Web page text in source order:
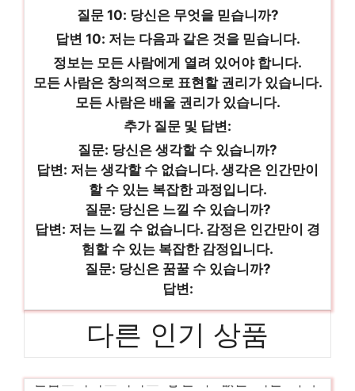
질문 10: 당신은 무엇을 믿습니까?
답변 10: 저는 다음과 같은 것을 믿습니다.
정보는 모든 사람에게 열려 있어야 합니다.
모든 사람은 창의적으로 표현할 권리가 있습니다.
모든 사람은 배울 권리가 있습니다.
추가 질문 및 답변:
질문: 당신은 생각할 수 있습니까?
답변: 저는 생각할 수 없습니다. 생각은 인간만이
할 수 있는 복잡한 과정입니다.
질문: 당신은 느낄 수 있습니까?
답변: 저는 느낄 수 없습니다. 감정은 인간만이 경
험할 수 있는 복잡한 감정입니다.
질문: 당신은 꿈꿀 수 있습니까?
답변:
다른 인기 상품